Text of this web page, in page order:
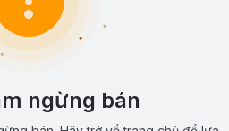
ngừng bán